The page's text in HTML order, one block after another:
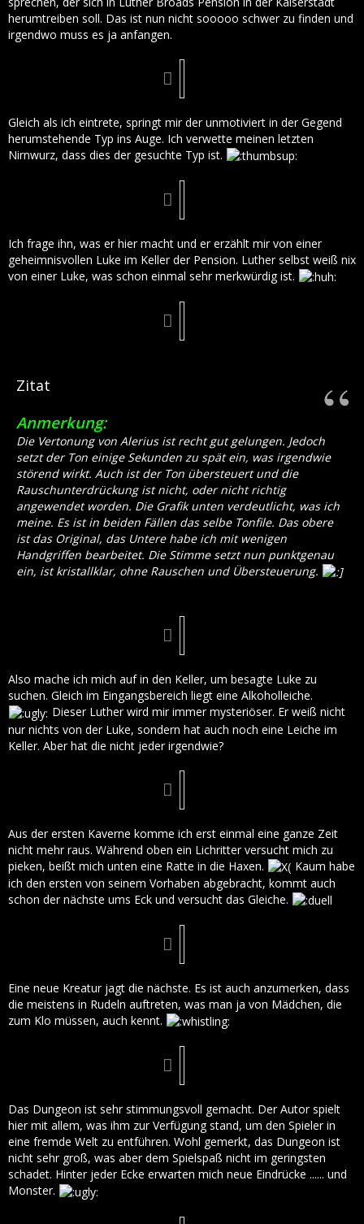
herumtreiben soll. Das ist nun nicht sooooo schwer zu finden und
irgendwo muss es ja anfangen.
Gleich als ich eintrete, springt mir der unmotiviert in der Gegend
herumstehende Typ ins Auge. Ich verwette meinen letzten
Nirnwurz, dass dies der gesuchte Typ ist.
Ich frage ihn, was er hier macht und er erzählt mir von einer
geheimnisvollen Luke im Keller der Pension. Luther selbst weiß nix
von einer Luke, was schon einmal sehr merkwürdig ist.
Zitat
Anmerkung:
Die Vertonung von Alerius ist recht gut gelungen. Jedoch
setzt der Ton einige Sekunden zu spät ein, was irgendwie
störend wirkt. Auch ist der Ton übersteuert und die
Rauschunterdrückung ist nicht, oder nicht richtig
angewendet worden. Die Grafik unten verdeutlicht, was ich
meine. Es ist in beiden Fällen das selbe Tonfile. Das obere
ist das Original, das Untere habe ich mit wenigen
Handgriffen bearbeitet. Die Stimme setzt nun punktgenau
ein, ist kristallklar, ohne Rauschen und Übersteuerung.
Also mache ich mich auf in den Keller, um besagte Luke zu
suchen. Gleich im Eingangsbereich liegt eine Alkoholleiche.
Dieser Luther wird mir immer mysteriöser. Er weiß nicht
nur nichts von der Luke, sondern hat auch noch eine Leiche im
Keller. Aber hat die nicht jeder irgendwie?
Aus der ersten Kaverne komme ich erst einmal eine ganze Zeit
nicht mehr raus. Während oben ein Lichritter versucht mich zu
pieken, beißt mich unten eine Ratte in die Haxen.
Kaum habe
ich den ersten von seinem Vorhaben abgebracht, kommt auch
schon der nächste ums Eck und versucht das Gleiche.
Eine neue Kreatur jagt die nächste. Es ist auch anzumerken, dass
die meistens in Rudeln auftreten, was man ja von Mädchen, die
zum Klo müssen, auch kennt.
Das Dungeon ist sehr stimmungsvoll gemacht. Der Autor spielt
hier mit allem, was ihm zur Verfügung stand, um den Spieler in
eine fremde Welt zu entführen. Wohl gemerkt, das Dungeon ist
nicht sehr groß, was aber dem Spielspaß nicht im geringsten
schadet. Hinter jeder Ecke erwarten mich neue Eindrücke ...... und
Monster.